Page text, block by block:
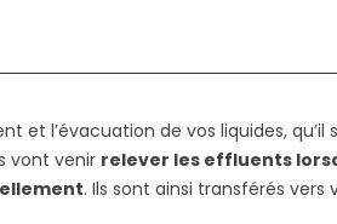
l’évacuation de vos liquides, qu’il
vont venir relever les effluents
. Ils sont ainsi transférés vers